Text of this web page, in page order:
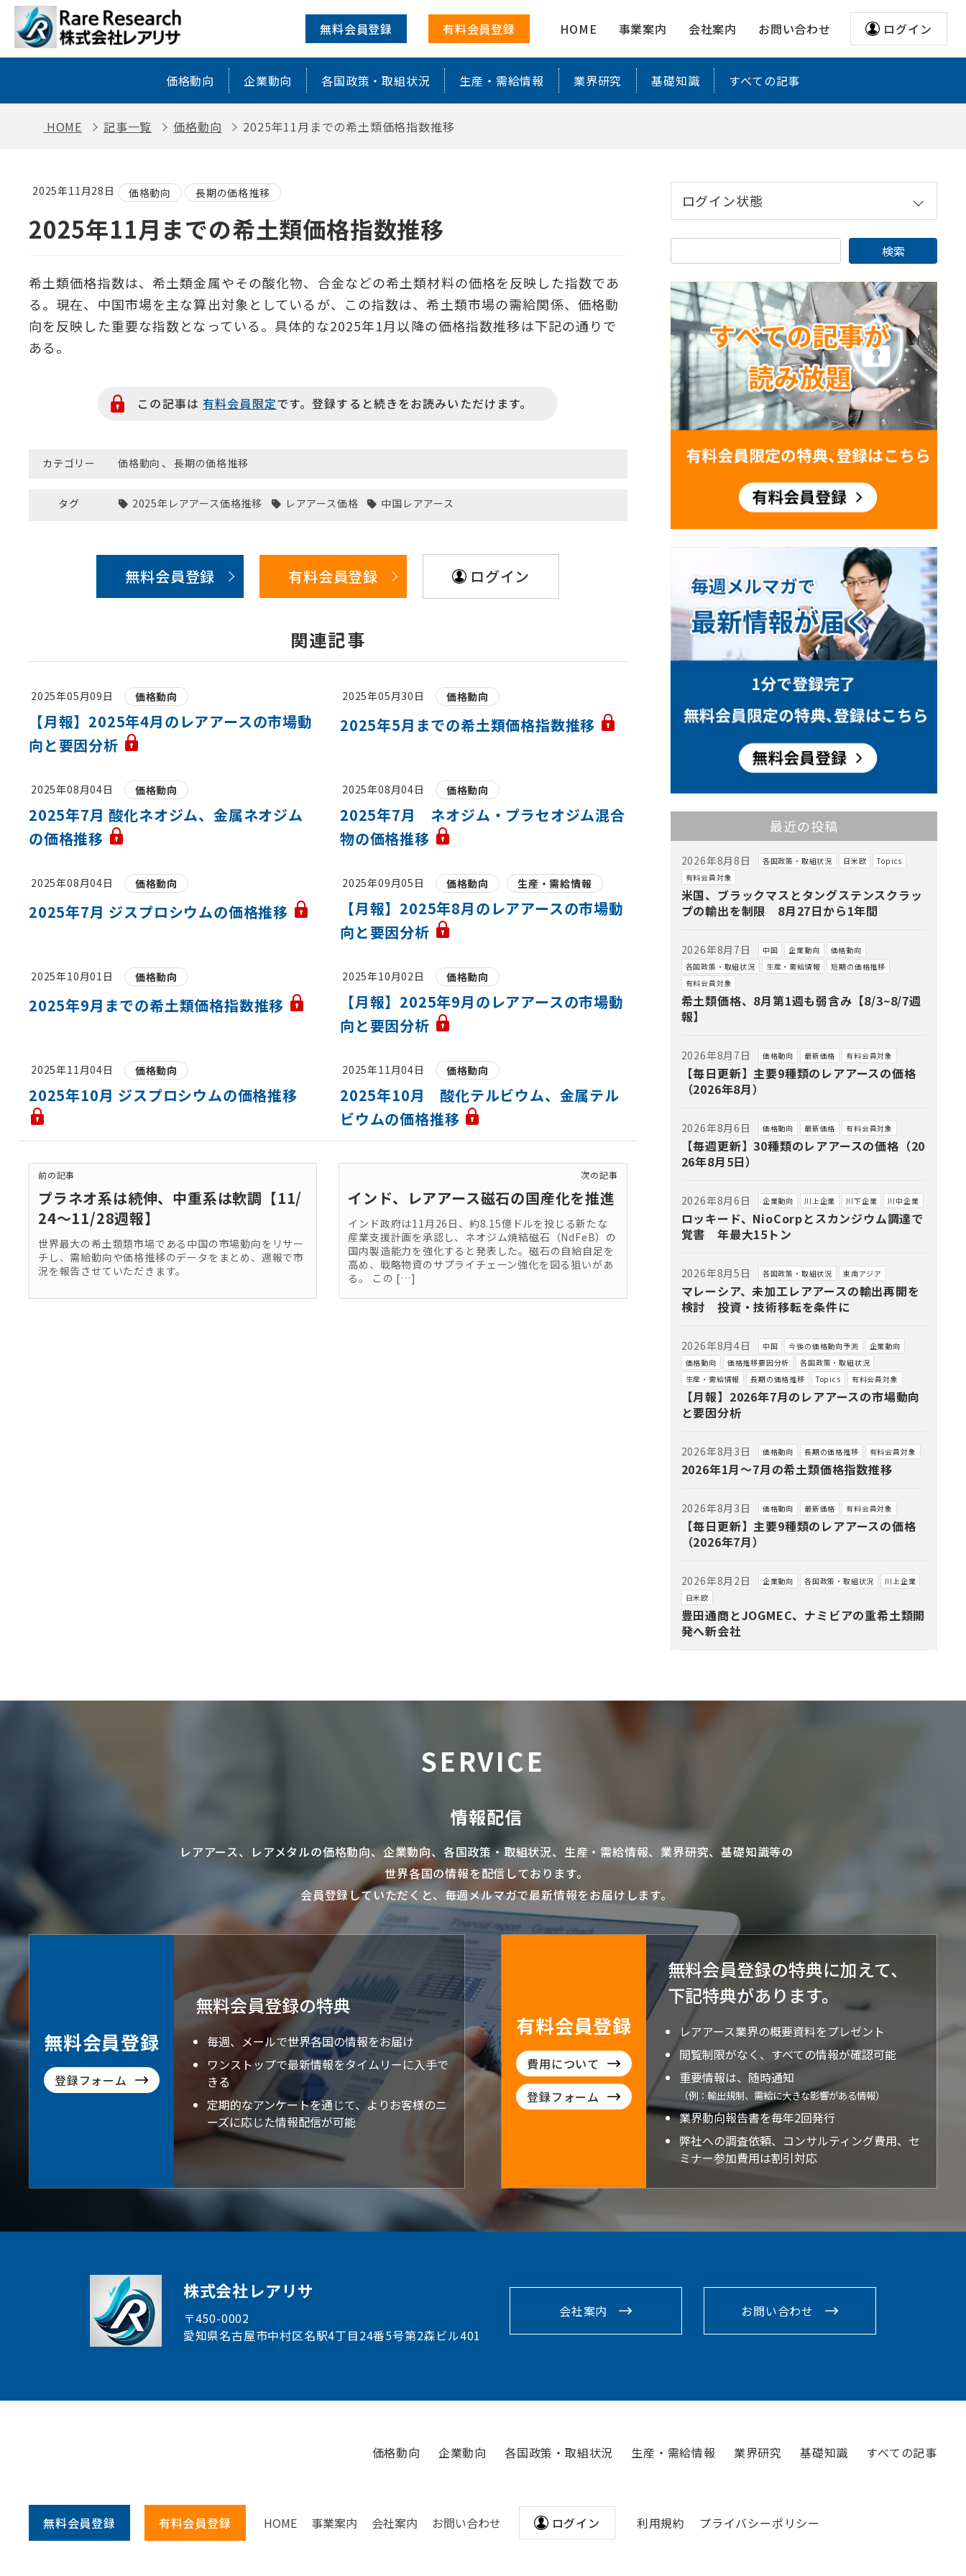
2025年11月までの希土類価格指数推移 ｜ 株式会社レアリサ
無料会員登録 有料会員登録 HOME 事業案内 会社案内 お問い合わせ ログイン
価格動向 企業動向 各国政策・取組状況 生産・需給情報 業界研究 基礎知識 すべての記事
HOME 記事一覧 価格動向 2025年11月までの希土類価格指数推移
2025年11月28日 価格動向 長期の価格推移
2025年11月までの希土類価格指数推移
希土類価格指数は、希土類金属やその酸化物、合金などの希土類材料の価格を反映した指数であ
る。現在、中国市場を主な算出対象としているが、この指数は、希土類市場の需給関係、価格動
向を反映した重要な指数となっている。具体的な2025年1月以降の価格指数推移は下記の通りで
ある。
この記事は有料会員限定です。登録すると続きをお読みいただけます。
カテゴリー 価格動向 、 長期の価格推移
タグ 2025年レアアース価格推移 レアアース価格 中国レアアース
無料会員登録 有料会員登録 ログイン
関連記事
2025年05月09日 価格動向
【月報】2025年4月のレアアースの市場動
向と要因分析
2025年05月30日 価格動向
2025年5月までの希土類価格指数推移
2025年08月04日 価格動向
2025年7月 酸化ネオジム、金属ネオジム
の価格推移
2025年08月04日 価格動向
2025年7月 ネオジム・プラセオジム混合
物の価格推移
2025年08月04日 価格動向
2025年7月 ジスプロシウムの価格推移
2025年09月05日 価格動向 生産・需給情報
【月報】2025年8月のレアアースの市場動
向と要因分析
2025年10月01日 価格動向
2025年9月までの希土類価格指数推移
2025年10月02日 価格動向
【月報】2025年9月のレアアースの市場動
向と要因分析
2025年11月04日 価格動向
2025年10月 ジスプロシウムの価格推移
2025年11月04日 価格動向
2025年10月 酸化テルビウム、金属テル
ビウムの価格推移
前の記事
プラネオ系は続伸、中重系は軟調【11/
24～11/28週報】
世界最大の希土類類市場である中国の市場動向をリサー
チし、需給動向や価格推移のデータをまとめ、週報で市
況を報告させていただきます。
次の記事
インド、レアアース磁石の国産化を推進
インド政府は11月26日、約8.15億ドルを投じる新たな
産業支援計画を承認し、ネオジム焼結磁石（NdFeB）の
国内製造能力を強化すると発表した。磁石の自給自足を
高め、戦略物資のサプライチェーン強化を図る狙いがあ
る。 この […]
ログイン状態
最近の投稿
2026年8月8日 各国政策・取組状況 日米欧
Topics
有料会員対象
米国、ブラックマスとタングステンスクラッ
プの輸出を制限 8月27日から1年間
2026年8月7日 中国 企業動向
価格動向
各国政策・取組状況
生産・需給情報
短期の価格推移
有料会員対象
希土類価格、8月第1週も弱含み【8/3~8/7週
報】
2026年8月7日 価格動向 最新価格 有料会員対象
【毎日更新】主要9種類のレアアースの価格
（2026年8月）
2026年8月6日 価格動向 最新価格 有料会員対象
【毎週更新】30種類のレアアースの価格（20
26年8月5日）
2026年8月6日 企業動向 川上企業 川下企業 川中企業
ロッキード、NioCorpとスカンジウム調達で
覚書 年最大15トン
2026年8月5日 各国政策・取組状況 東南アジア
マレーシア、未加工レアアースの輸出再開を
検討 投資・技術移転を条件に
2026年8月4日 中国 今後の価格動向予測
企業動向
価格動向
価格推移要因分析
各国政策・取組状況
生産・需給情報
長期の価格推移 Topics 有料会員対象
【月報】2026年7月のレアアースの市場動向
と要因分析
2026年8月3日 価格動向 長期の価格推移 有料会員対象
2026年1月～7月の希土類価格指数推移
2026年8月3日 価格動向 最新価格 有料会員対象
【毎日更新】主要9種類のレアアースの価格
（2026年7月）
2026年8月2日 企業動向 各国政策・取組状況
川上企業
日米欧
豊田通商とJOGMEC、ナミビアの重希土類開
発へ新会社
SERVICE
情報配信
レアアース、 レアメタルの価格動向、企業動向、各国政策・取組状況、生産・需給情報、業界研究、基礎知識等の
世界各国の情報を配信しております。
会員登録していただくと、毎週メルマガで最新情報をお届けします。
無料会員登録
登録フォーム
無料会員登録の特典
毎週、メールで世界各国の情報をお届け
ワンストップで最新情報をタイムリーに入手で
きる
定期的なアンケートを通じて、よりお客様のニ
ーズに応じた情報配信が可能
有料会員登録
費用について
登録フォーム
無料会員登録の特典に加えて、
下記特典があります。
レアアース業界の概要資料をプレゼント
閲覧制限がなく、すべての情報が確認可能
重要情報は、随時通知
（例：輸出規制、需給に大きな影響がある情報）
業界動向報告書を毎年2回発行
弊社への調査依頼、コンサルティング費用、セ
ミナー参加費用は割引対応
株式会社レアリサ
〒450-0002
愛知県名古屋市中村区名駅4丁目24番5号第2森ビル401
会社案内 お問い合わせ
価格動向 企業動向 各国政策・取組状況 生産・需給情報 業界研究 基礎知識 すべての記事
無料会員登録 有料会員登録 HOME 事業案内 会社案内 お問い合わせ ログイン 利用規約 プライバシーポリシー